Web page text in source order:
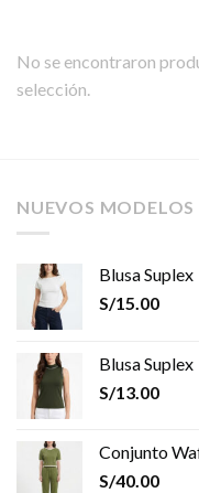
No se encontraron
selección.
NUEVOS MODELOS
Blusa Suplex
S/15.00
Blusa Suplex
S/13.00
Conjunto
S/40.00